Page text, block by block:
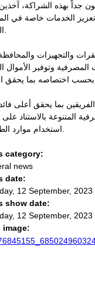
جداً بهذه الشراكة،
وتعزيز الخدمات خاصة في
والتجهيزات
وتوفير الأموال
بين الفريقين بما يحقق أعلى
المتنوعة بالاستناد على
category:
news
date:
12 September, 2023
show date:
12 September, 2023
image: